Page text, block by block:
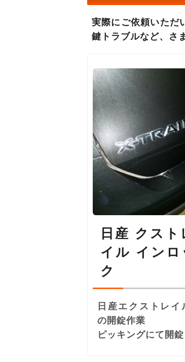
実際にご依頼いただ
鍵トラブルなど、さ
日産 クスト
イル インロ
ク
日産エクストレイ
の開錠作業
ピッキングにて開錠